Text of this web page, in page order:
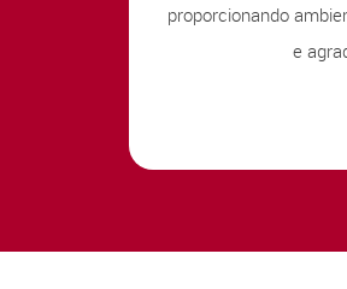
proporcionando
e